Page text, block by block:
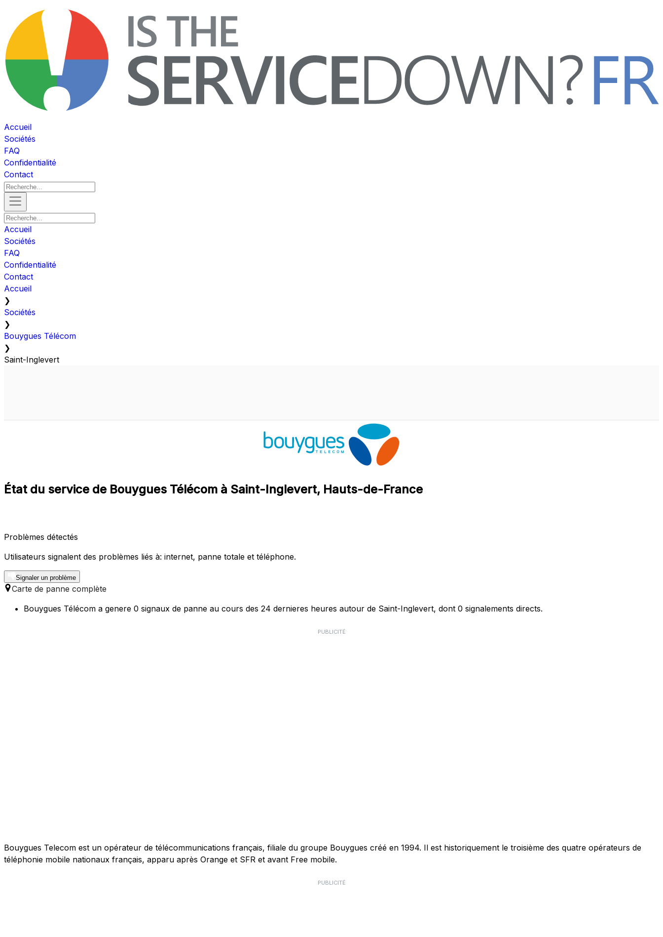
Accueil
Sociétés
FAQ
Confidentialité
Contact
Accueil
Sociétés
FAQ
Confidentialité
Contact
Accueil
❯
Sociétés
❯
Bouygues Télécom
❯
Saint-Inglevert
État du service de Bouygues Télécom à Saint-Inglevert, Hauts-de-France
Problèmes détectés
Utilisateurs signalent des problèmes liés à: internet, panne totale et téléphone.
Signaler un problème
Carte de panne complète
Bouygues Télécom a genere 0 signaux de panne au cours des 24 dernieres heures autour de Saint-Inglevert, dont 0 signalements directs.
PUBLICITÉ
Bouygues Telecom est un opérateur de télécommunications français, filiale du groupe Bouygues créé en 1994. Il est historiquement le troisième des quatre opérateurs de
téléphonie mobile nationaux français, apparu après Orange et SFR et avant Free mobile.
PUBLICITÉ